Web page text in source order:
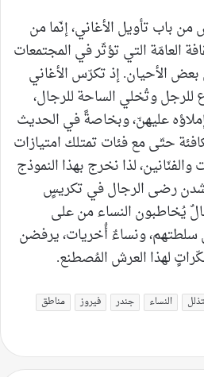
باب تأويل الأغاني، إنّما من
العامّة التي تؤثّر في المجتمعات
الأحيان. إذ تكرّس الأغاني
للرجل وتُخلي الساحة للرجال،
عليهنّ، وبخاصةً في الحديث
حتّى مع فئات تمتلك امتيازات
لذا نخرج بهذا النموذج
رضى الرجال في تكريسٍ
يُخاطبون النساء من على
سلطتهم، ونساءٌ أُخريات، يرفضن
لهذا العرش المُصطنع.
النساء جندر فيروز
مناطق